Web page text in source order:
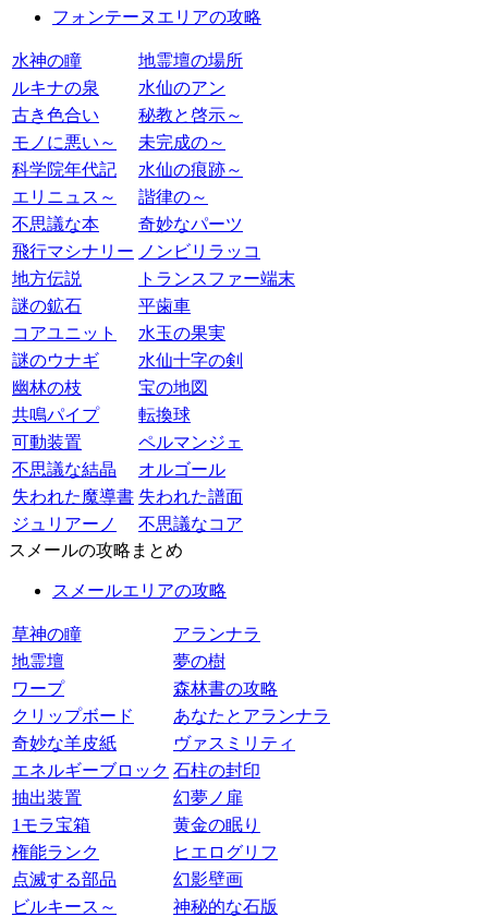
フォンテーヌエリアの攻略
水神の瞳
地霊壇の場所
ルキナの泉
水仙のアン
古き色合い
秘教と啓示～
モノに悪い～
未完成の～
科学院年代記
水仙の痕跡～
エリニュス～
諧律の～
不思議な本
奇妙なパーツ
飛行マシナリー ノンビリラッコ
地方伝説
トランスファー端末
謎の鉱石
平歯車
コアユニット
水玉の果実
謎のウナギ
水仙十字の剣
幽林の枝
宝の地図
共鳴パイプ
転換球
可動装置
ペルマンジェ
不思議な結晶
オルゴール
失われた魔導書 失われた譜面
ジュリアーノ
不思議なコア
スメールの攻略まとめ
スメールエリアの攻略
草神の瞳
アランナラ
地霊壇
夢の樹
ワープ
森林書の攻略
クリップボード
あなたとアランナラ
奇妙な羊皮紙
ヴァスミリティ
エネルギーブロック 石柱の封印
抽出装置
幻夢ノ扉
1モラ宝箱
黄金の眠り
権能ランク
ヒエログリフ
点滅する部品
幻影壁画
ビルキース～
神秘的な石版